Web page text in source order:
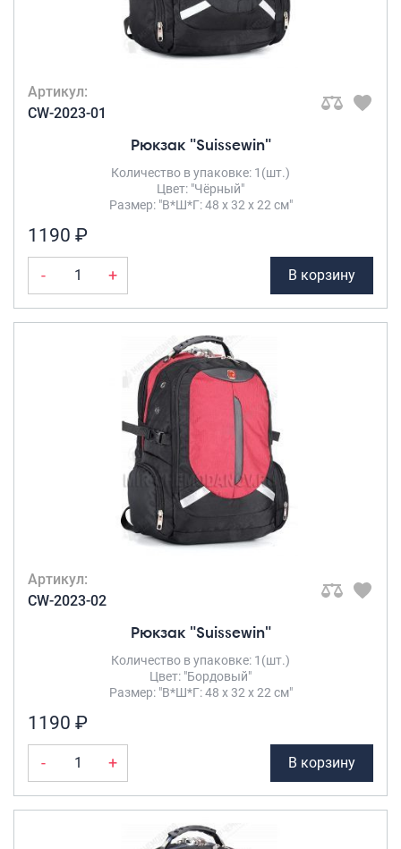
Артикул:
CW-2023-01
Рюкзак "Suissewin"
Количество в упаковке: 1(шт.)
Цвет: "Чёрный"
Размер: "В*Ш*Г: 48 х 32 х 22 см"
1190 ₽
- + В корзину
Артикул:
CW-2023-02
Рюкзак "Suissewin"
Количество в упаковке: 1(шт.)
Цвет: "Бордовый"
Размер: "В*Ш*Г: 48 х 32 х 22 см"
1190 ₽
- + В корзину